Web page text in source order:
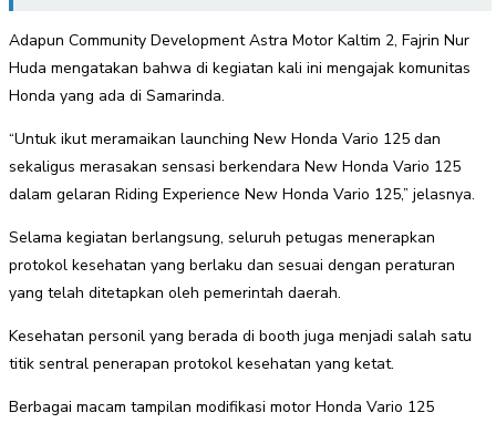
Adapun Community Development Astra Motor Kaltim 2, Fajrin Nur
Huda mengatakan bahwa di kegiatan kali ini mengajak komunitas
Honda yang ada di Samarinda.
“Untuk ikut meramaikan launching New Honda Vario 125 dan
sekaligus merasakan sensasi berkendara New Honda Vario 125
dalam gelaran Riding Experience New Honda Vario 125,” jelasnya.
Selama kegiatan berlangsung, seluruh petugas menerapkan
protokol kesehatan yang berlaku dan sesuai dengan peraturan
yang telah ditetapkan oleh pemerintah daerah.
Kesehatan personil yang berada di booth juga menjadi salah satu
titik sentral penerapan protokol kesehatan yang ketat.
Berbagai macam tampilan modifikasi motor Honda Vario 125